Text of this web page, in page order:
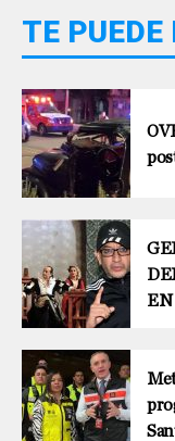
TE PUEDE
EN